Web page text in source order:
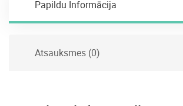
Papildu Informācija
Atsauksmes (0)